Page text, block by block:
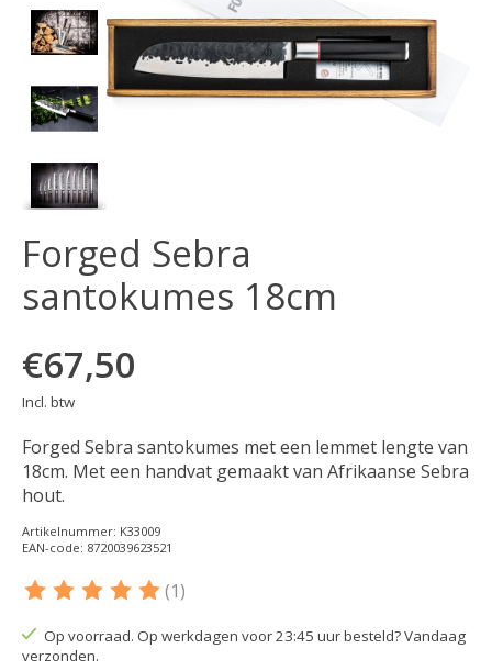
Forged Sebra
santokumes 18cm
€67,50
Incl. btw
Forged Sebra santokumes met een lemmet lengte van
18cm. Met een handvat gemaakt van Afrikaanse Sebra
hout.
Artikelnummer: K33009
EAN-code: 8720039623521
De beoordeling van dit product is
(1)
Op voorraad. Op werkdagen voor 23:45 uur besteld? Vandaag
verzonden.